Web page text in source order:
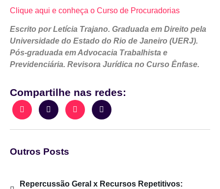
Clique aqui e conheça o Curso de Procuradorias
Escrito por Letícia Trajano. Graduada em Direito pela
Universidade do Estado do Rio de Janeiro (UERJ).
Pós-graduada em Advocacia Trabalhista e
Previdenciária. Revisora Jurídica no Curso Ênfase.
Compartilhe nas redes:
Outros Posts
Repercussão Geral x Recursos Repetitivos: